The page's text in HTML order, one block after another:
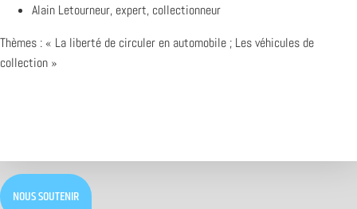
Alain Letourneur, expert, collectionneur
Thèmes : « La liberté de circuler en automobile ; Les véhicules de
collection »
NOUS SOUTENIR